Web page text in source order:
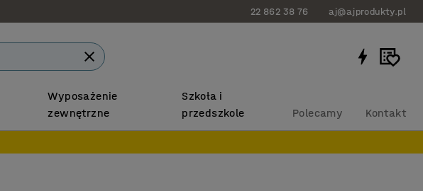
22 862 38 76 aj@ajprodukty.pl
Wyposażenie
zewnętrzne
Szkoła i
przedszkole
Polecamy Kontakt